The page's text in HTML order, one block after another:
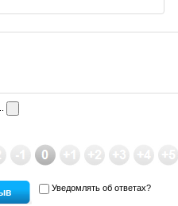
Уведомлять об ответах?